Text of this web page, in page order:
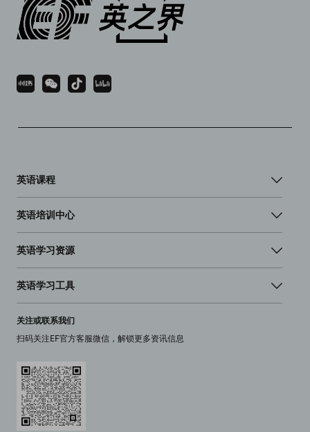
英语课程
英语培训中心
英语学习资源
英语学习工具
关注或联系我们
扫码关注EF官方客服微信，解锁更多资讯信息